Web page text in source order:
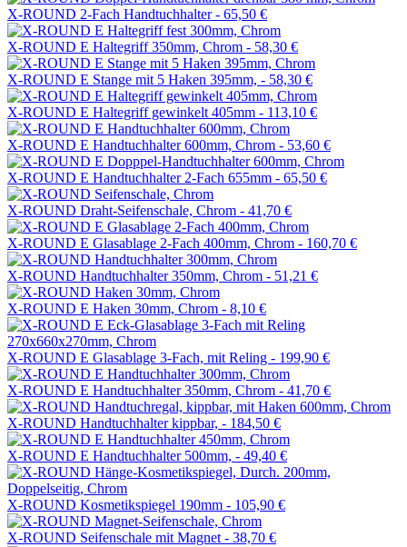
X-ROUND 2-Fach Handtuchhalter - 65,50 €
X-ROUND E Haltegriff 350mm, Chrom - 58,30 €
X-ROUND E Stange mit 5 Haken 395mm, - 58,30 €
X-ROUND E Haltegriff gewinkelt 405mm - 113,10 €
X-ROUND E Handtuchhalter 600mm, Chrom - 53,60 €
X-ROUND E Handtuchhalter 2-Fach 655mm - 65,50 €
X-ROUND Draht-Seifenschale, Chrom - 41,70 €
X-ROUND E Glasablage 2-Fach 400mm, Chrom - 160,70 €
X-ROUND Handtuchhalter 350mm, Chrom - 51,21 €
X-ROUND E Haken 30mm, Chrom - 8,10 €
X-ROUND E Glasablage 3-Fach, mit Reling - 199,90 €
X-ROUND E Handtuchhalter 350mm, Chrom - 41,70 €
X-ROUND Handtuchhalter kippbar, - 184,50 €
X-ROUND E Handtuchhalter 500mm, - 49,40 €
X-ROUND Kosmetikspiegel 190mm - 105,90 €
X-ROUND Seifenschale mit Magnet - 38,70 €